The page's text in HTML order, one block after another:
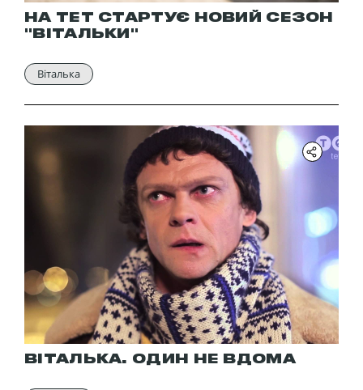
НА ТЕТ СТАРТУЄ НОВИЙ СЕЗОН
"ВІТАЛЬКИ"
Віталька
ВІТАЛЬКА. ОДИН НЕ ВДОМА